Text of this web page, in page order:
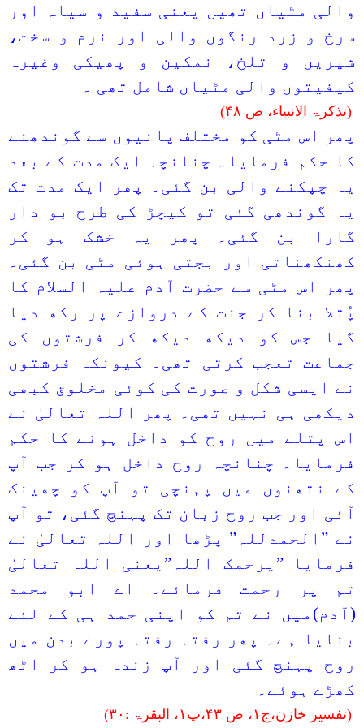
والی مٹیاں تھیں یعنی سفید و سیاہ اور
سرخ و زرد رنگوں والی اور نرم و سخت،
شیریں و تلخ، نمکین و پھیکی وغیرہ
کیفیتوں والی مٹیاں شامل تھی ۔
(تذکرۃ الانبیاء، ص ۴۸)
پھر اس مٹی کو مختلف پانیوں سے گوندھنے
کا حکم فرمایا۔ چنانچہ ایک مدت کے بعد
یہ چپکنے والی بن گئی۔ پھر ایک مدت تک
یہ گوندھی گئی تو کیچڑ کی طرح بو دار
گارا بن گئی۔ پھر یہ خشک ہو کر
کھنکھناتی اور بجتی ہوئی مٹی بن گئی۔
پھر اس مٹی سے حضرت آدم علیہ السلام کا
پُتلا بنا کر جنت کے دروازے پر رکھ دیا
گیا جس کو دیکھ دیکھ کر فرشتوں کی
جماعت تعجب کرتی تھی۔ کیونکہ فرشتوں
نے ایسی شکل و صورت کی کوئی مخلوق کبھی
دیکھی ہی نہیں تھی۔ پھر اللہ تعالیٰ نے
اس پتلے میں روح کو داخل ہونے کا حکم
فرمایا۔ چنانچہ روح داخل ہو کر جب آپ
کے نتھنوں میں پہنچی تو آپ کو چھینک
آئی اور جب روح زبان تک پہنچ گئی، تو آپ
نے ”الحمدللہ” پڑھا اور اللہ تعالیٰ نے
فرمایا ”یرحمک اللہ”یعنی اللہ تعالیٰ
تم پر رحمت فرمائے۔ اے ابو محمد
(آدم)میں نے تم کو اپنی حمد ہی کے لئے
بنایا ہے۔ پھر رفتہ رفتہ پورے بدن میں
روح پہنچ گئی اور آپ زندہ ہو کر اٹھ
کھڑے ہوئے۔
(تفسیر خازن،ج ۱، ص ۴۳،پ ۱، البقرۃ : ۳۰)